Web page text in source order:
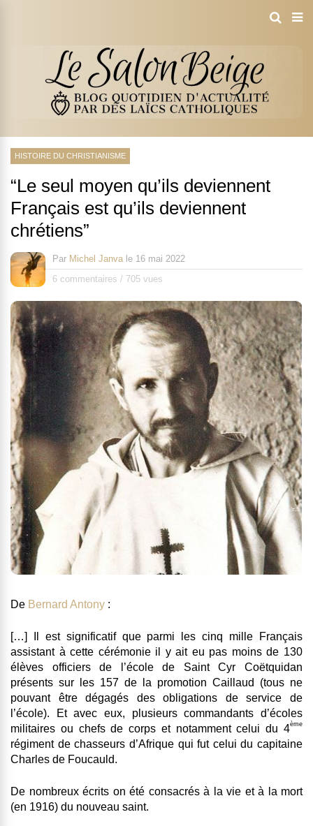
HISTOIRE DU CHRISTIANISME
“Le seul moyen qu’ils deviennent
Français est qu’ils deviennent
chrétiens”
Par Michel Janva le 16 mai 2022
6 commentaires / 705 vues
De Bernard Antony :
[…] Il est significatif que parmi les cinq mille Français
assistant à cette cérémonie il y ait eu pas moins de 130
élèves officiers de l’école de Saint Cyr Coëtquidan
présents sur les 157 de la promotion Caillaud (tous ne
pouvant être dégagés des obligations de service de
l’école). Et avec eux, plusieurs commandants d’écoles
militaires ou chefs de corps et notamment celui du 4ème
régiment de chasseurs d’Afrique qui fut celui du capitaine
Charles de Foucauld.
De nombreux écrits on été consacrés à la vie et à la mort
(en 1916) du nouveau saint.